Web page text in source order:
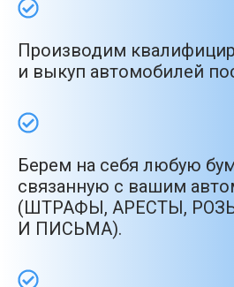
Производим
и выкуп автомобилей
Берем на себя любую
связанную с вашим
(ШТРАФЫ, АРЕСТЫ,
И ПИСЬМА).